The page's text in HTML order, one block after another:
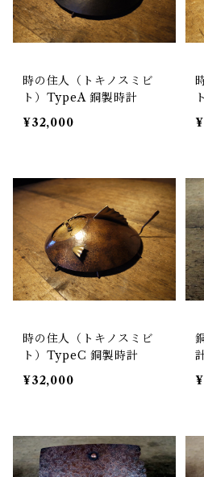
時の住人（トキノスミビ
ト）TypeA 銅製時計
¥32,000
時の住人（トキノスミビ
ト）TypeC 銅製時計
¥32,000